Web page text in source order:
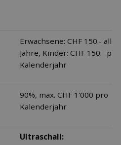
Erwachsene: CHF 150.- alle
Jahre, Kinder: CHF 150.- pro
Kalenderjahr
90%, max. CHF 1'000 pro
Kalenderjahr
Ultraschall: